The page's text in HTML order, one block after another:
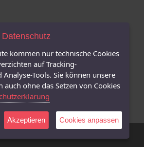
kommen nur technische Cookies
auf Tracking-
Tools. Sie können unsere
auch ohne das Setzen von Cookies
Akzeptieren Cookies anpassen